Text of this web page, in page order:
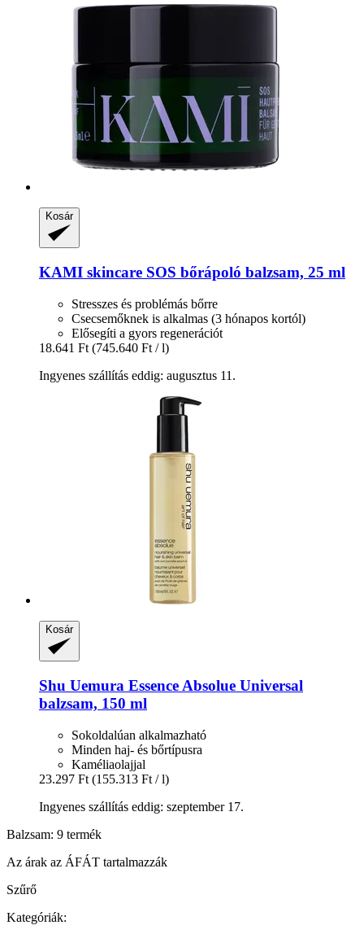
Kosár
KAMI skincare SOS bőrápoló balzsam, 25 ml
Stresszes és problémás bőrre
Csecsemőknek is alkalmas (3 hónapos kortól)
Elősegíti a gyors regenerációt
18.641 Ft (745.640 Ft / l)
Ingyenes szállítás eddig: augusztus 11.
Kosár
Shu Uemura Essence Absolue Universal
balzsam, 150 ml
Sokoldalúan alkalmazható
Minden haj- és bőrtípusra
Kaméliaolajjal
23.297 Ft (155.313 Ft / l)
Ingyenes szállítás eddig: szeptember 17.
Balzsam: 9 termék
Az árak az ÁFÁT tartalmazzák
Szűrő
Kategóriák: